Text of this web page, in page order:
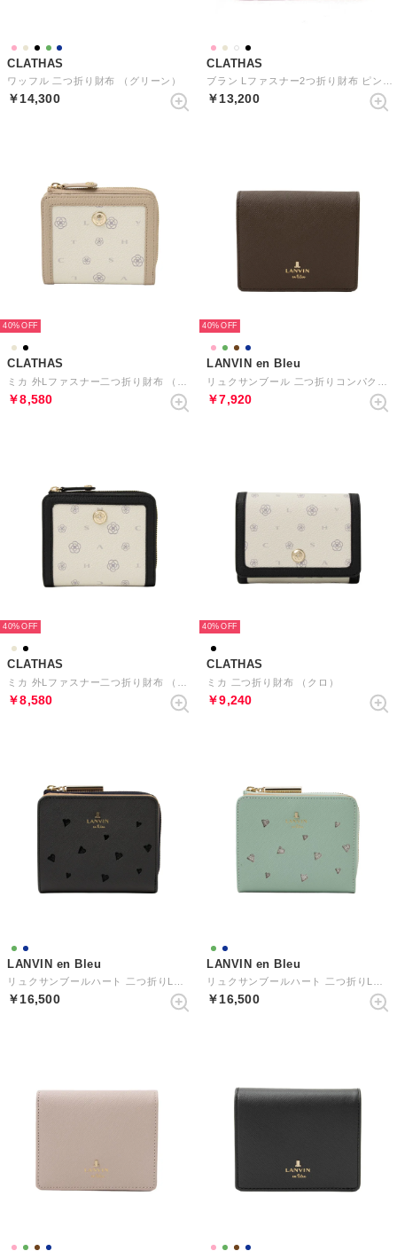
CLATHAS
ワッフル 二つ折り財布 （グリーン）
￥14,300
CLATHAS
￥13,200
40%
CLATHAS
￥8,580
40%
LANVIN en Bleu
￥7,920
40%
CLATHAS
￥8,580
40%
CLATHAS
ミカ 二つ折り財布 （クロ）
￥9,240
LANVIN en Bleu
￥16,500
LANVIN en Bleu
￥16,500